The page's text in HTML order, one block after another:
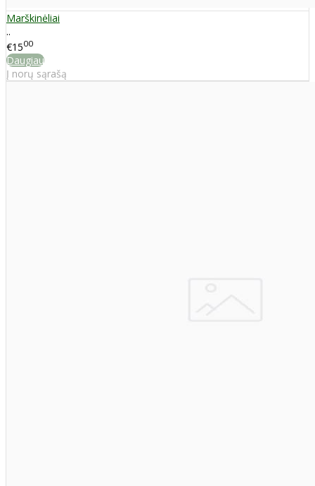
Marškinėliai
..
€1500
Daugiau
Į norų sąrašą